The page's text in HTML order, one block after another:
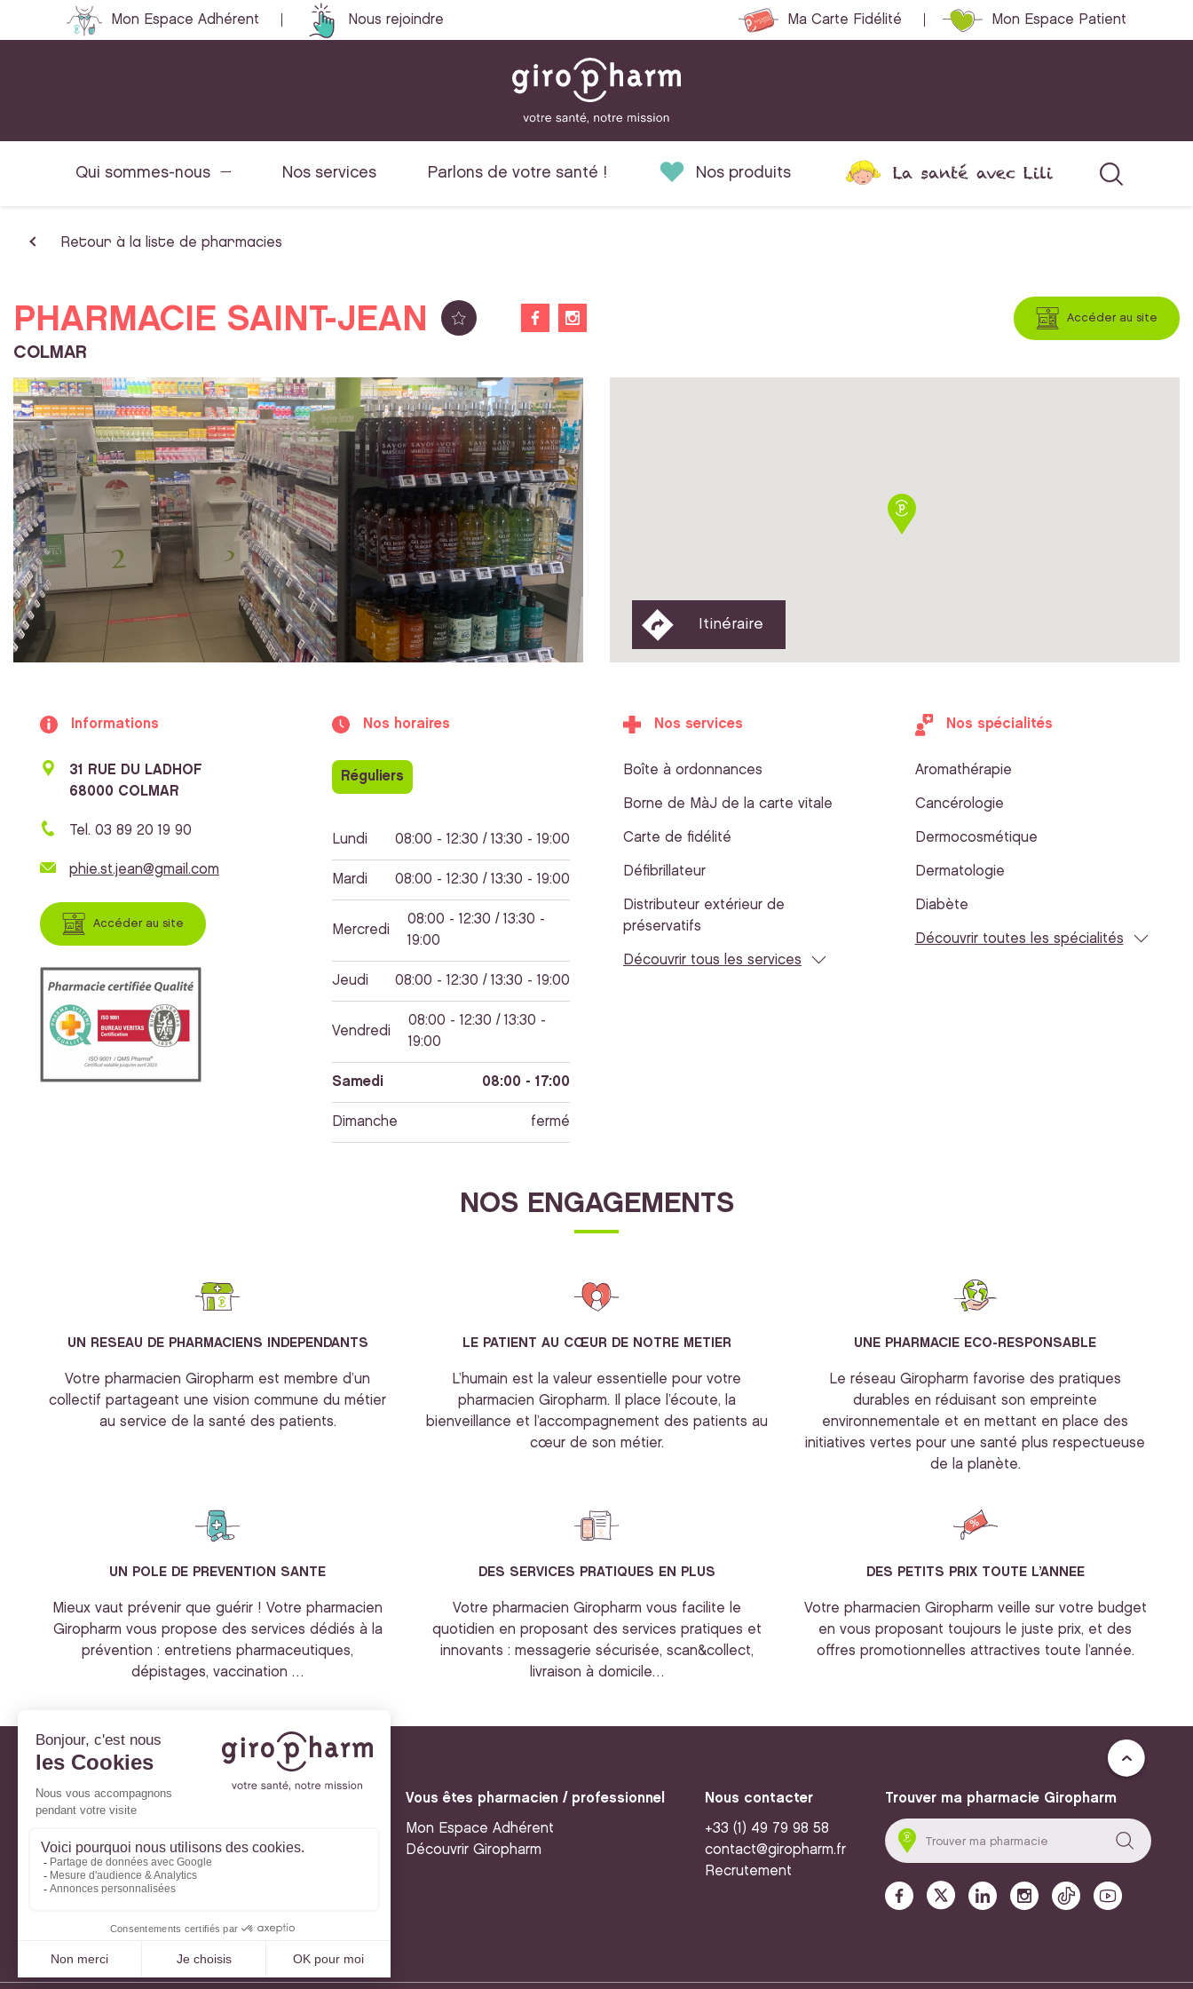
Mon Espace Adhérent Nous rejoindre Ma Carte Fidélité Mon Espace Patient
Qui sommes-nous Nos services Parlons de votre santé ! Nos produits La santé avec Lili
Retour à la liste de pharmacies
PHARMACIE SAINT-JEAN
COLMAR
Accéder au site
Itinéraire
Informations
31 RUE DU LADHOF
68000 COLMAR
Tel. 03 89 20 19 90
phie.st.jean@gmail.com
Accéder au site
Nos horaires
Réguliers
Lundi 08:00 - 12:30 / 13:30 - 19:00
Mardi 08:00 - 12:30 / 13:30 - 19:00
Mercredi
08:00 - 12:30 / 13:30 -
19:00
Jeudi 08:00 - 12:30 / 13:30 - 19:00
Vendredi
08:00 - 12:30 / 13:30 -
19:00
Samedi 08:00 - 17:00
Dimanche fermé
Nos services
Boîte à ordonnances
Borne de MàJ de la carte vitale
Carte de fidélité
Défibrillateur
Distributeur extérieur de
préservatifs
Découvrir tous les services
Nos spécialités
Aromathérapie
Cancérologie
Dermocosmétique
Dermatologie
Diabète
Découvrir toutes les spécialités
NOS ENGAGEMENTS
UN RESEAU DE PHARMACIENS INDEPENDANTS
Votre pharmacien Giropharm est membre d’un
collectif partageant une vision commune du métier
au service de la santé des patients.
LE PATIENT AU CŒUR DE NOTRE METIER
L’humain est la valeur essentielle pour votre
pharmacien Giropharm. Il place l’écoute, la
bienveillance et l’accompagnement des patients au
cœur de son métier.
UNE PHARMACIE ECO-RESPONSABLE
Le réseau Giropharm favorise des pratiques
durables en réduisant son empreinte
environnementale et en mettant en place des
initiatives vertes pour une santé plus respectueuse
de la planète.
UN POLE DE PREVENTION SANTE
Mieux vaut prévenir que guérir ! Votre pharmacien
Giropharm vous propose des services dédiés à la
prévention : entretiens pharmaceutiques,
dépistages, vaccination …
DES SERVICES PRATIQUES EN PLUS
Votre pharmacien Giropharm vous facilite le
quotidien en proposant des services pratiques et
innovants : messagerie sécurisée, scan&collect,
livraison à domicile…
DES PETITS PRIX TOUTE L’ANNEE
Votre pharmacien Giropharm veille sur votre budget
en vous proposant toujours le juste prix, et des
offres promotionnelles attractives toute l’année.
À votre service
Mon Espace Patient
Vous êtes pharmacien / professionnel
Mon Espace Adhérent
Découvrir Giropharm
Nous contacter
+33 (1) 49 79 98 58
contact@giropharm.fr
Recrutement
Trouver ma pharmacie Giropharm